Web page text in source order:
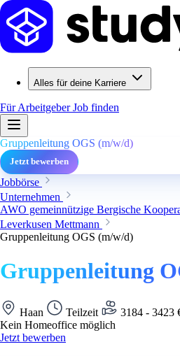
Alles für deine Karriere
Für ArbeitgeberJob finden
Gruppenleitung OGS (m/w/d)
Jetzt bewerben
Jobbörse
Unternehmen
AWO gemeinnützige Bergische
Leverkusen Mettmann
Gruppenleitung OGS (m/w/d)
Gruppenleitung
Haan Teilzeit
3184 - 3423
Kein Homeoffice möglich
Jetzt bewerben